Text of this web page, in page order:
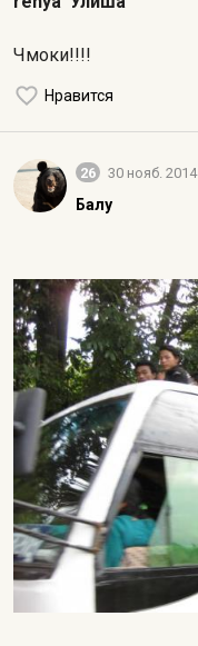
Чмоки!!!!
Нравится
26 30 нояб. 2014
Балу